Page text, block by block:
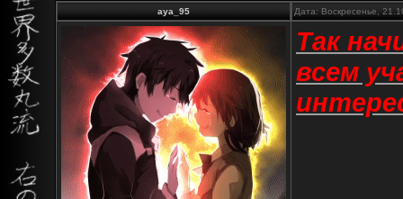
aya_95 Дата: Воскресенье,
Так
всем